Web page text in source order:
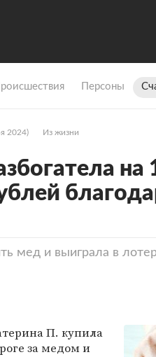
Персоны
2024) Из жизни
на
мед и выиграла в
П. купила
за медом и